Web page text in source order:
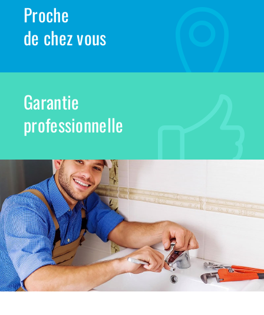
Proche
de chez vous
Garantie
professionnelle